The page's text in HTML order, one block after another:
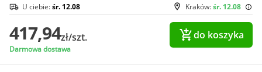
Kraków:śr. 12.08
U ciebie:śr. 12.08
417,94zł/szt.
Darmowa dostawa
do koszyka